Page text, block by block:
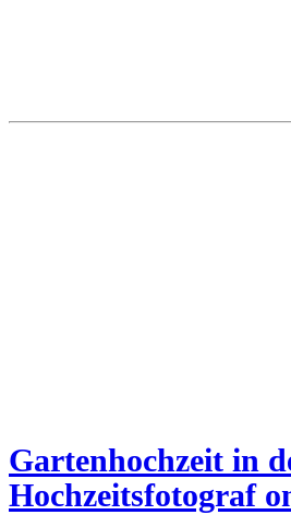
Gartenhochzeit in
Hochzeitsfotograf